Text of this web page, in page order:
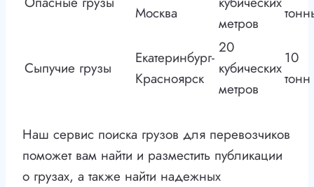
Москва
метров
Сыпучие грузы
Екатеринбург-
Красноярск
20
кубических
метров
10
тонн
Наш сервис поиска грузов для перевозчиков
поможет вам найти и разместить публикации
о грузах, а также найти надежных